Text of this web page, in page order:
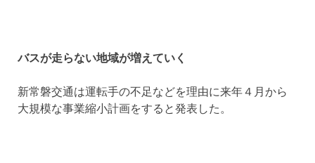
バスが走らない地域が増えていく
新常磐交通は運転手の不足などを理由に来年４月から
大規模な事業縮小計画をすると発表した。